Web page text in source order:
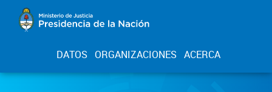
DATOS ORGANIZACIONES ACERCA